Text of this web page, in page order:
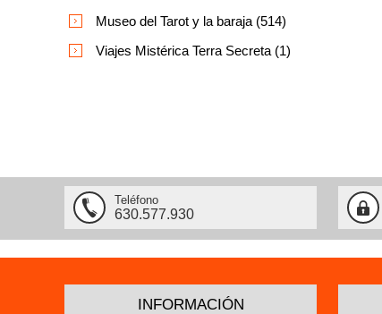
Museo del Tarot y la baraja (514)
Viajes Mistérica Terra Secreta (1)
Teléfono
630.577.930
INFORMACIÓN